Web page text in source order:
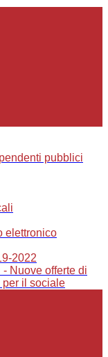
pubblici
elettronico
2022
Nuove offerte di
per il sociale